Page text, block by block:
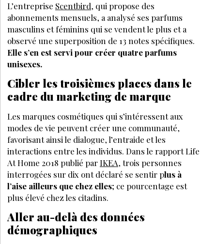
L’entreprise Scentbird, qui propose des
abonnements mensuels, a analysé ses parfums
masculins et féminins qui se vendent le plus et a
observé une superposition de 13 notes spécifiques.
Elle s’en est servi pour créer quatre parfums
unisexes.
Cibler les troisièmes places dans le
cadre du marketing de marque
Les marques cosmétiques qui s’intéressent aux
modes de vie peuvent créer une communauté,
favorisant ainsi le dialogue, l’entraide et les
interactions entre les individus. Dans le rapport Life
At Home 2018 publié parIKEA, trois personnes
interrogées sur dix ont déclaré se sentir plus à
l’aise ailleurs que chez elles; ce pourcentage est
plus élevé chez les citadins.
Aller au-delà des données
démographiques